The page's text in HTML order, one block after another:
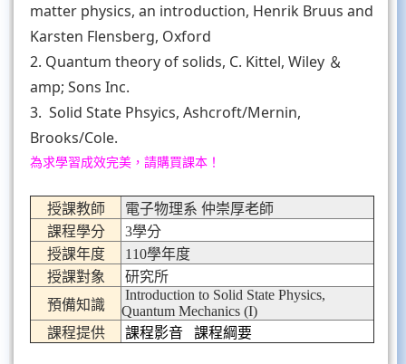
matter physics, an introduction, Henrik Bruus and
Karsten Flensberg, Oxford
2. Quantum theory of solids, C. Kittel, Wiley ＆
amp; Sons Inc.
3. Solid State Phsyics, Ashcroft/Mernin,
Brooks/Cole.
為求學習成效完美，請購買課本！
授課教師
電子物理系 仲崇厚老師
課程學分
3學分
授課年度
110學年度
授課對象
研究所
預備知識
Introduction to Solid State Physics,
Quantum Mechanics (I)
課程提供
課程影音 課程綱要